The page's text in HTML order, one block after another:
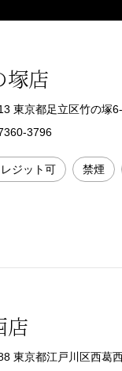
塚店
東京都足立区竹の塚
3796
ジット可 禁煙
店
東京都江戸川区西葛